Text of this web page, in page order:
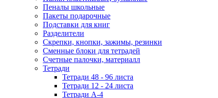
Пеналы школьные
Пакеты подарочные
Подставки для книг
Разделители
Скрепки, кнопки, зажимы, резинки
Сменные блоки для тетрадей
Счетные палочки, материалл
Тетради
Тетради 48 - 96 листа
Тетради 12 - 24 листа
Тетради А-4